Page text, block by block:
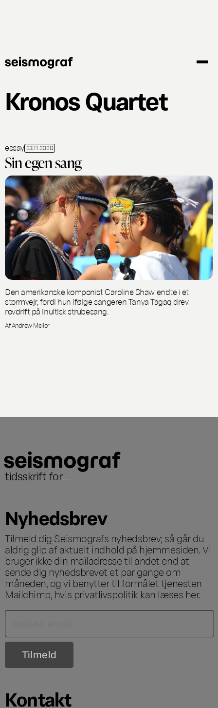
Kronos Quartet
essay 23.11.2020
Sin egen sang
Den amerikanske komponist Caroline Shaw endte i et
stormvejr, fordi hun ifølge sangeren Tanya Tagaq drev
rovdrift på inuitisk strubesang.
Af Andrew Mellor
tidsskrift for...
Nyhedsbrev
Tilmeld dig Seismografs nyhedsbrev; så går du
aldrig glip af aktuelt indhold på hjemmesiden. Vi
bruger ikke din mailadresse til andet end at
sende dig nyhedsbrevet et par gange om
måneden, og vi benytter til formålet tjenesten
Mailchimp, hvis privatlivspolitik kan læses her.
Kontakt